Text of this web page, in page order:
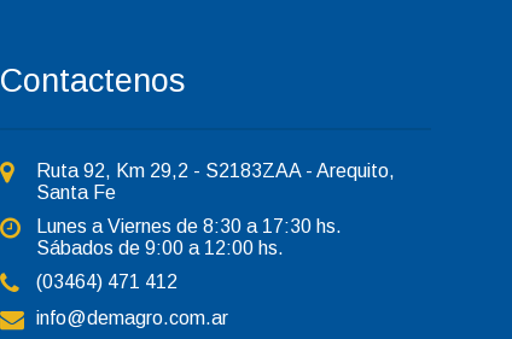
Contactenos
Ruta 92, Km 29,2 - S2183ZAA - Arequito,
Santa Fe
Lunes a Viernes de 8:30 a 17:30 hs.
Sábados de 9:00 a 12:00 hs.
(03464) 471 412
info@demagro.com.ar